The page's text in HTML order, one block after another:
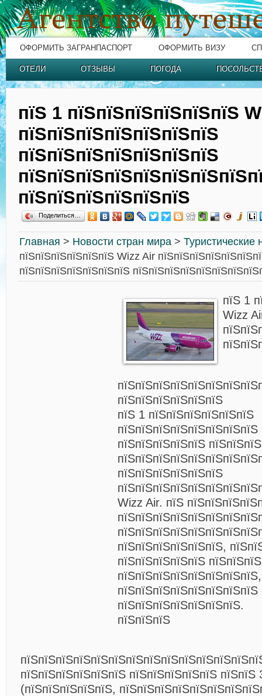
ОФОРМИТЬ ЗАГРАНПАСПОРТ ОФОРМИТЬ ВИЗУ
ОТЕЛИ ОТЗЫВЫ ПОГОДА
пїЅ 1 пїЅпїЅпїЅпїЅпїЅпїЅ
пїЅпїЅпїЅпїЅпїЅпїЅпїЅ
пїЅпїЅпїЅпїЅпїЅпїЅпїЅ
пїЅпїЅпїЅпїЅпїЅпїЅ
Поделиться…
Главная > Новости стран мира > Туристические
пїЅпїЅпїЅпїЅпїЅпїЅ Wizz Air
пїЅпїЅпїЅпїЅпїЅпїЅпїЅ
пїЅ 1
Wizz
пїЅпїЅпїЅпїЅпїЅпїЅ
пїЅ 1 пїЅпїЅпїЅпїЅпїЅпїЅ
пїЅпїЅпїЅпїЅпїЅ
пїЅпїЅпїЅпїЅпїЅпїЅ
Wizz Air. пїЅ
пїЅпїЅпїЅпїЅпїЅпїЅ,
пїЅпїЅпїЅпїЅпїЅ
пїЅпїЅпїЅпїЅпїЅпїЅпїЅпїЅ,
пїЅпїЅпїЅпїЅпїЅпїЅпїЅпїЅ
пїЅпїЅпїЅпїЅпїЅпїЅпїЅ.
пїЅпїЅпїЅ
пїЅпїЅпїЅпїЅпїЅпїЅ пїЅпїЅпїЅпїЅпїЅ пїЅпїЅ
(пїЅпїЅпїЅпїЅпїЅ,